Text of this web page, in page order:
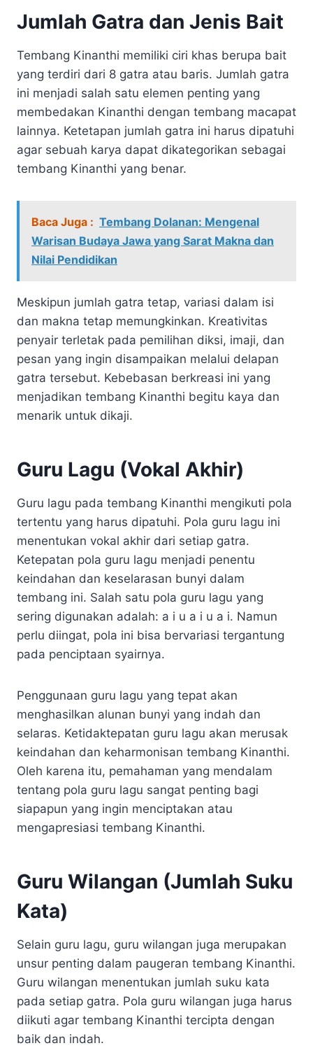
Jumlah Gatra dan Jenis Bait
Tembang Kinanthi memiliki ciri khas berupa bait
yang terdiri dari 8 gatra atau baris. Jumlah gatra
ini menjadi salah satu elemen penting yang
membedakan Kinanthi dengan tembang macapat
lainnya. Ketetapan jumlah gatra ini harus dipatuhi
agar sebuah karya dapat dikategorikan sebagai
tembang Kinanthi yang benar.
Baca Juga : Tembang Dolanan: Mengenal
Warisan Budaya Jawa yang Sarat Makna dan
Nilai Pendidikan
Meskipun jumlah gatra tetap, variasi dalam isi
dan makna tetap memungkinkan. Kreativitas
penyair terletak pada pemilihan diksi, imaji, dan
pesan yang ingin disampaikan melalui delapan
gatra tersebut. Kebebasan berkreasi ini yang
menjadikan tembang Kinanthi begitu kaya dan
menarik untuk dikaji.
Guru Lagu (Vokal Akhir)
Guru lagu pada tembang Kinanthi mengikuti pola
tertentu yang harus dipatuhi. Pola guru lagu ini
menentukan vokal akhir dari setiap gatra.
Ketepatan pola guru lagu menjadi penentu
keindahan dan keselarasan bunyi dalam
tembang ini. Salah satu pola guru lagu yang
sering digunakan adalah: a i u a i u a i. Namun
perlu diingat, pola ini bisa bervariasi tergantung
pada penciptaan syairnya.
Penggunaan guru lagu yang tepat akan
menghasilkan alunan bunyi yang indah dan
selaras. Ketidaktepatan guru lagu akan merusak
keindahan dan keharmonisan tembang Kinanthi.
Oleh karena itu, pemahaman yang mendalam
tentang pola guru lagu sangat penting bagi
siapapun yang ingin menciptakan atau
mengapresiasi tembang Kinanthi.
Guru Wilangan (Jumlah Suku
Kata)
Selain guru lagu, guru wilangan juga merupakan
unsur penting dalam paugeran tembang Kinanthi.
Guru wilangan menentukan jumlah suku kata
pada setiap gatra. Pola guru wilangan juga harus
diikuti agar tembang Kinanthi tercipta dengan
baik dan indah.